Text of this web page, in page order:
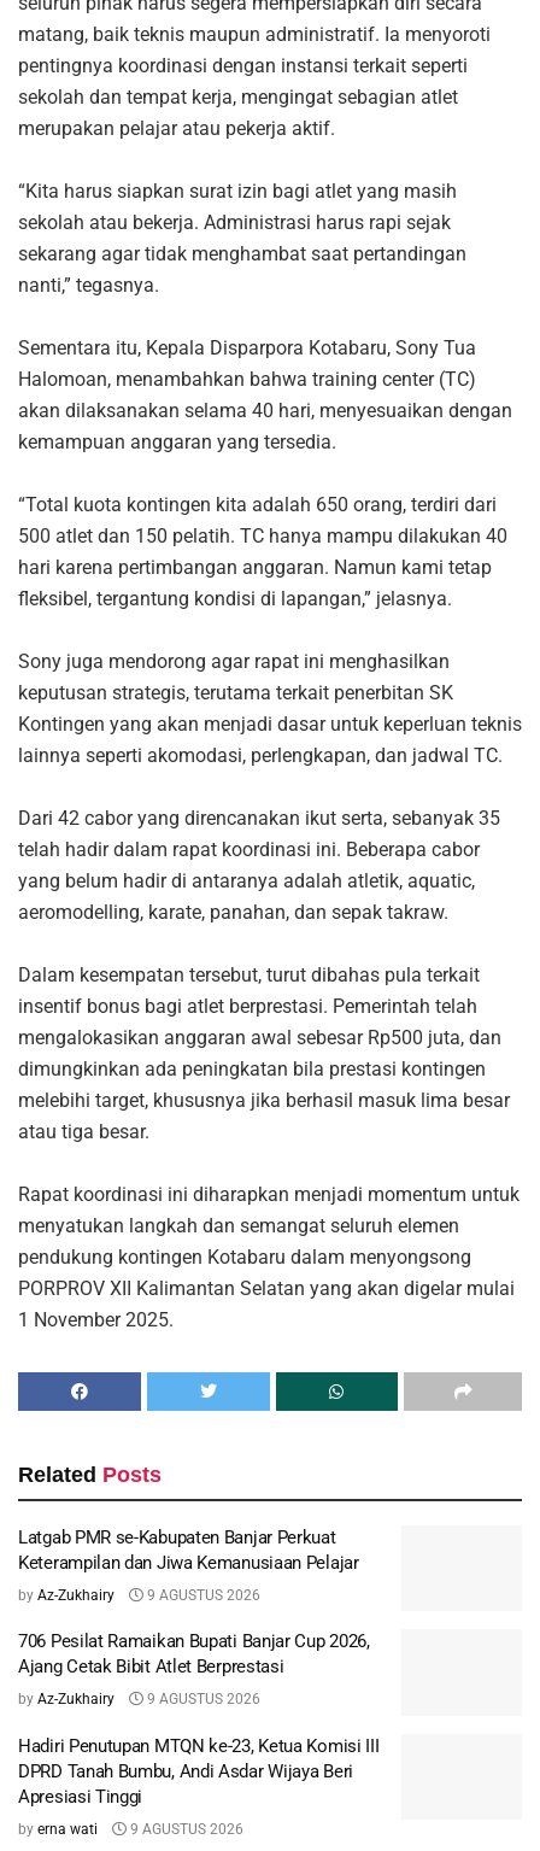
matang, baik teknis maupun administratif. Ia menyoroti
pentingnya koordinasi dengan instansi terkait seperti
sekolah dan tempat kerja, mengingat sebagian atlet
merupakan pelajar atau pekerja aktif.
“Kita harus siapkan surat izin bagi atlet yang masih
sekolah atau bekerja. Administrasi harus rapi sejak
sekarang agar tidak menghambat saat pertandingan
nanti,” tegasnya.
Sementara itu, Kepala Disparpora Kotabaru, Sony Tua
Halomoan, menambahkan bahwa training center (TC)
akan dilaksanakan selama 40 hari, menyesuaikan dengan
kemampuan anggaran yang tersedia.
“Total kuota kontingen kita adalah 650 orang, terdiri dari
500 atlet dan 150 pelatih. TC hanya mampu dilakukan 40
hari karena pertimbangan anggaran. Namun kami tetap
fleksibel, tergantung kondisi di lapangan,” jelasnya.
Sony juga mendorong agar rapat ini menghasilkan
keputusan strategis, terutama terkait penerbitan SK
Kontingen yang akan menjadi dasar untuk keperluan teknis
lainnya seperti akomodasi, perlengkapan, dan jadwal TC.
Dari 42 cabor yang direncanakan ikut serta, sebanyak 35
telah hadir dalam rapat koordinasi ini. Beberapa cabor
yang belum hadir di antaranya adalah atletik, aquatic,
aeromodelling, karate, panahan, dan sepak takraw.
Dalam kesempatan tersebut, turut dibahas pula terkait
insentif bonus bagi atlet berprestasi. Pemerintah telah
mengalokasikan anggaran awal sebesar Rp500 juta, dan
dimungkinkan ada peningkatan bila prestasi kontingen
melebihi target, khususnya jika berhasil masuk lima besar
atau tiga besar.
Rapat koordinasi ini diharapkan menjadi momentum untuk
menyatukan langkah dan semangat seluruh elemen
pendukung kontingen Kotabaru dalam menyongsong
PORPROV XII Kalimantan Selatan yang akan digelar mulai
1 November 2025.
Related Posts
Latgab PMR se-Kabupaten Banjar Perkuat
Keterampilan dan Jiwa Kemanusiaan Pelajar
by Az-Zukhairy 9 AGUSTUS 2026
706 Pesilat Ramaikan Bupati Banjar Cup 2026,
Ajang Cetak Bibit Atlet Berprestasi
by Az-Zukhairy 9 AGUSTUS 2026
Hadiri Penutupan MTQN ke-23, Ketua Komisi III
DPRD Tanah Bumbu, Andi Asdar Wijaya Beri
Apresiasi Tinggi
by erna wati 9 AGUSTUS 2026